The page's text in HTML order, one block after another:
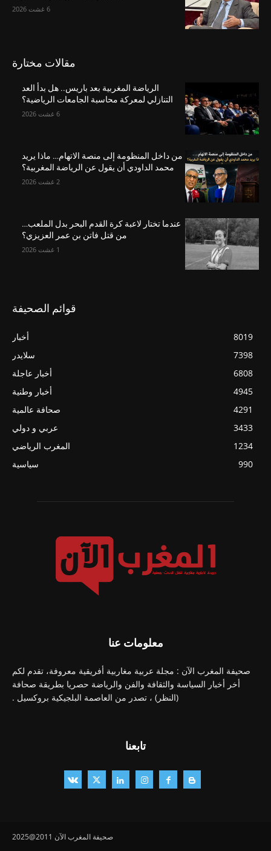
6 غشت 2026
مقالات مختارة
الرياضة المغربية بعد باريس.. هل بدأ العد
التنازلي لمعركة محاسبة الجامعات الرياضية؟
6 غشت 2026
من داخل المنظومة إلى منصة الاتهام… ماذا يريد
محمد الداودي أن يقول عن الرياضة المغربية؟
2 غشت 2026
عندما تختار لاعبة كرة القدم البحر بدل الملعب…
من قتل فاتن بن عمر العزيزي؟
1 غشت 2026
قوائم الصحيفة
أخبار
8019
سلايدر
7398
أخبار عاجلة
6808
أخبار وطنية
4945
صحافة عالمية
4291
عربي و دولي
3433
المغرب الرياضي
1234
سياسية
990
معلومات عنا
صحيفة المغرب الآن : مجلة عربية مغاربية أفريقية معروفة، تقدم لكم
أخر أخبار السياسة والثقافة والفن والرياضة حصريا بطريقة صحافة
(النظر) ، تصدر من العاصمة البلجيكية بروكسيل .
تابعنا
صحيفة المغرب الآن 2011@2025